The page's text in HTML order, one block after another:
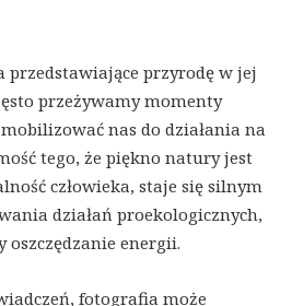
przedstawiające przyrodę w jej
przeżywamy momenty
nas do działania na
tego, że piękno natury jest
człowieka, staje się silnym
działań proekologicznych,
energii.
fotografia może